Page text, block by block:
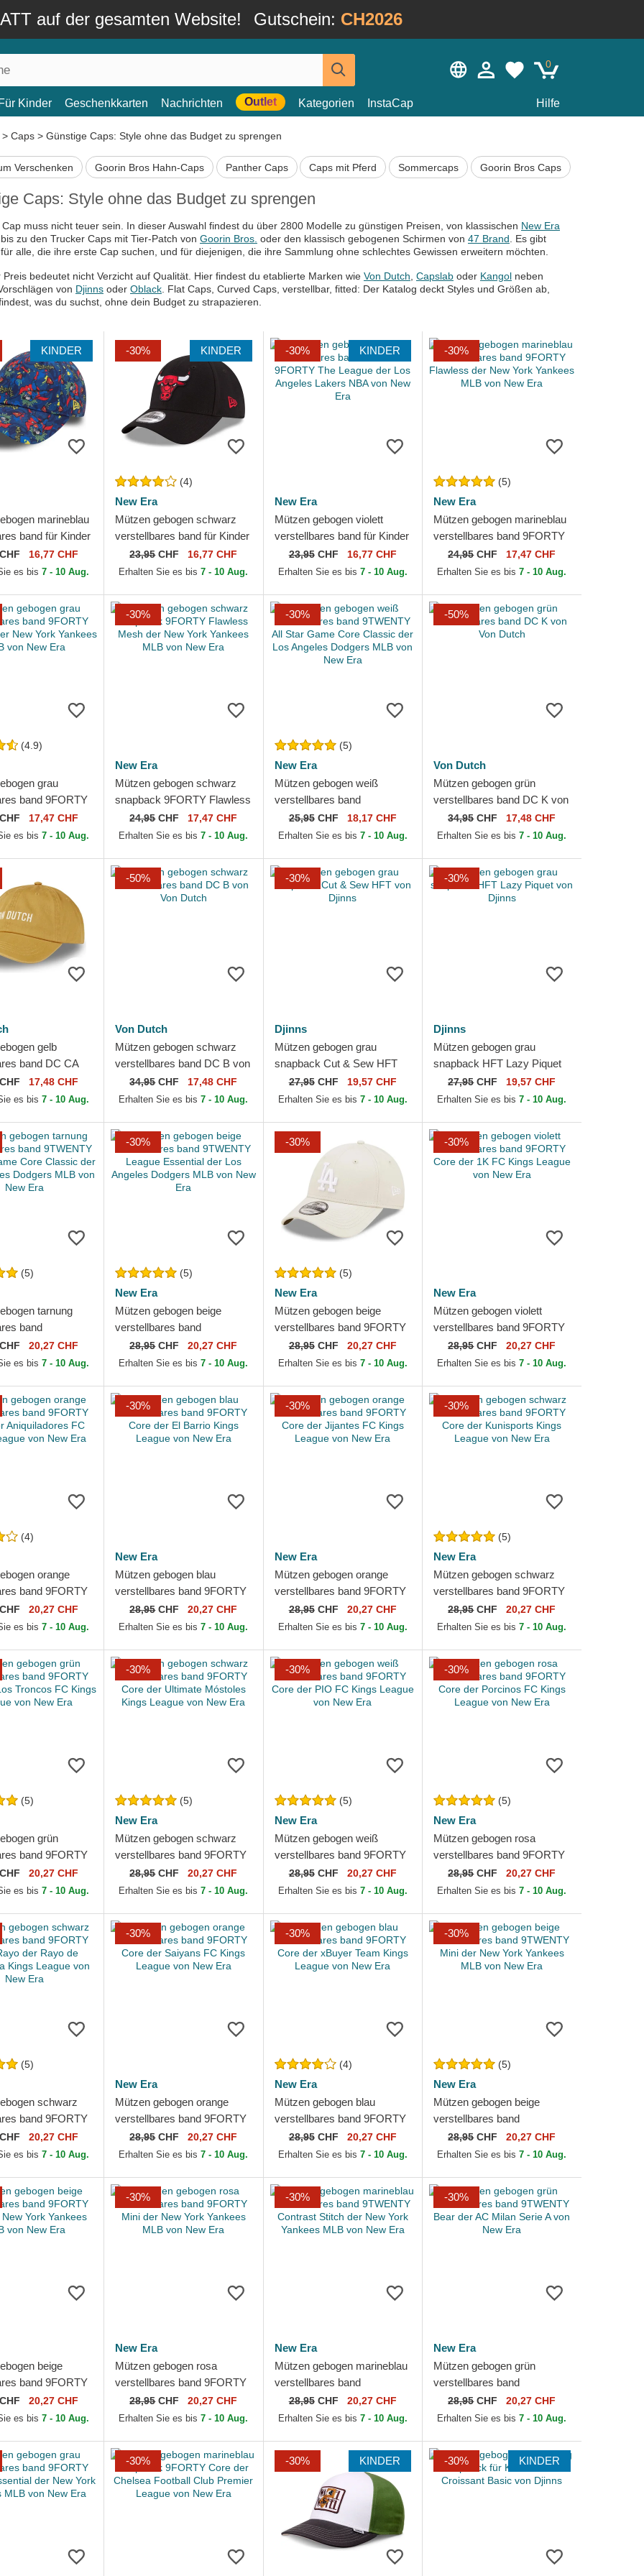
auf der gesamten Website! Gutschein: CH2026
0
Für Kinder Geschenkkarten Nachrichten Outlet Kategorien InstaCap Hilfe
> Caps > Günstige Caps: Style ohne das Budget zu sprengen
Verschenken Goorin Bros Hahn-Caps Panther Caps Caps mit Pferd Sommercaps Goorin Bros Caps
Caps: Style ohne das Budget zu sprengen
Cap muss nicht teuer sein. In dieser Auswahl findest du über 2800 Modelle zu günstigen Preisen, von klassischen New Era
zu den Trucker Caps mit Tier-Patch von Goorin Bros. oder den klassisch gebogenen Schirmen von 47 Brand . Es gibt
alle, die ihre erste Cap suchen, und für diejenigen, die ihre Sammlung ohne schlechtes Gewissen erweitern möchten.
Preis bedeutet nicht Verzicht auf Qualität. Hier findest du etablierte Marken wie Von Dutch Capslab oder Kangol neben
von Djinns oder Oblack . Flat Caps, Curved Caps, verstellbar, fitted: Der Katalog deckt Styles und Größen ab,
was du suchst, ohne dein Budget zu strapazieren.
KINDER
marineblau
band für Kinder
All Over Print der
DC...
16,77 CHF
es bis7 - 10 Aug.
-30% KINDER
(4)
New Era
Mützen gebogen schwarz
verstellbares band für Kinder
9FORTY The League der
Chicago Bulls NBA von...
23,95CHF 16,77 CHF
Erhalten Sie es bis7 - 10 Aug.
-30% KINDER
New Era
Mützen gebogen violett
verstellbares band für Kinder
9FORTY The League der
Los Angeles Lakers NBA...
23,95CHF 16,77 CHF
Erhalten Sie es bis 7 - 10 Aug.
-30%
(5)
New Era
Mützen gebogen marineblau
verstellbares band 9FORTY
Flawless der New York
Yankees MLB von New Era
24,95CHF 17,47 CHF
Erhalten Sie es bis7 - 10 Aug.
(4.9)
grau
band 9FORTY
der New York
MLB von New Era
17,47 CHF
es bis7 - 10 Aug.
-30%
New Era
Mützen gebogen schwarz
snapback 9FORTY Flawless
Mesh der New York
Yankees MLB von New Era
24,95CHF 17,47 CHF
Erhalten Sie es bis7 - 10 Aug.
-30%
(5)
New Era
Mützen gebogen weiß
verstellbares band
9TWENTY All Star Game
Core Classic der Los
25,95CHF 18,17 CHF
Erhalten Sie es bis 7 - 10 Aug.
-50%
Von Dutch
Mützen gebogen grün
verstellbares band DC K von
Von Dutch
34,95CHF 17,48 CHF
Erhalten Sie es bis7 - 10 Aug.
gelb
band DC CA
17,48 CHF
es bis7 - 10 Aug.
-50%
Von Dutch
Mützen gebogen schwarz
verstellbares band DC B von
Von Dutch
34,95CHF 17,48 CHF
Erhalten Sie es bis7 - 10 Aug.
-30%
Djinns
Mützen gebogen grau
snapback Cut & Sew HFT
von Djinns
27,95CHF 19,57 CHF
Erhalten Sie es bis 7 - 10 Aug.
-30%
Djinns
Mützen gebogen grau
snapback HFT Lazy Piquet
von Djinns
27,95CHF 19,57 CHF
Erhalten Sie es bis7 - 10 Aug.
(5)
tarnung
band
All Star Game
der Los
20,27 CHF
es bis7 - 10 Aug.
-30%
(5)
New Era
Mützen gebogen beige
verstellbares band
9TWENTY League Essential
der Los Angeles Dodgers
28,95CHF 20,27 CHF
Erhalten Sie es bis7 - 10 Aug.
-30%
(5)
New Era
Mützen gebogen beige
verstellbares band 9FORTY
League Essential der Los
Angeles Dodgers MLB von...
28,95CHF 20,27 CHF
Erhalten Sie es bis 7 - 10 Aug.
-30%
New Era
Mützen gebogen violett
verstellbares band 9FORTY
Core der 1K FC Kings
League von New Era
28,95CHF 20,27 CHF
Erhalten Sie es bis7 - 10 Aug.
(4)
orange
band 9FORTY
Aniquiladores FC
von New Era
20,27 CHF
es bis7 - 10 Aug.
-30%
New Era
Mützen gebogen blau
verstellbares band 9FORTY
Core der El Barrio Kings
League von New Era
28,95CHF 20,27 CHF
Erhalten Sie es bis7 - 10 Aug.
-30%
New Era
Mützen gebogen orange
verstellbares band 9FORTY
Core der Jijantes FC Kings
League von New Era
28,95CHF 20,27 CHF
Erhalten Sie es bis 7 - 10 Aug.
-30%
(5)
New Era
Mützen gebogen schwarz
verstellbares band 9FORTY
Core der Kunisports Kings
League von New Era
28,95CHF 20,27 CHF
Erhalten Sie es bis7 - 10 Aug.
(5)
grün
band 9FORTY
Los Troncos FC
von New Era
20,27 CHF
es bis7 - 10 Aug.
-30%
(5)
New Era
Mützen gebogen schwarz
verstellbares band 9FORTY
Core der Ultimate Móstoles
Kings League von New Era
28,95CHF 20,27 CHF
Erhalten Sie es bis7 - 10 Aug.
-30%
(5)
New Era
Mützen gebogen weiß
verstellbares band 9FORTY
Core der PIO FC Kings
League von New Era
28,95CHF 20,27 CHF
Erhalten Sie es bis 7 - 10 Aug.
-30%
(5)
New Era
Mützen gebogen rosa
verstellbares band 9FORTY
Core der Porcinos FC Kings
League von New Era
28,95CHF 20,27 CHF
Erhalten Sie es bis7 - 10 Aug.
(5)
schwarz
band 9FORTY
der Rayo de
Kings League
20,27 CHF
es bis7 - 10 Aug.
-30%
New Era
Mützen gebogen orange
verstellbares band 9FORTY
Core der Saiyans FC Kings
League von New Era
28,95CHF 20,27 CHF
Erhalten Sie es bis7 - 10 Aug.
-30%
(4)
New Era
Mützen gebogen blau
verstellbares band 9FORTY
Core der xBuyer Team Kings
League von New Era
28,95CHF 20,27 CHF
Erhalten Sie es bis 7 - 10 Aug.
-30%
(5)
New Era
Mützen gebogen beige
verstellbares band
9TWENTY Mini der New
York Yankees MLB von New
28,95CHF 20,27 CHF
Erhalten Sie es bis7 - 10 Aug.
beige
band 9FORTY
York Yankees
New Era
20,27 CHF
es bis7 - 10 Aug.
-30%
New Era
Mützen gebogen rosa
verstellbares band 9FORTY
Mini der New York Yankees
MLB von New Era
28,95CHF 20,27 CHF
Erhalten Sie es bis7 - 10 Aug.
-30%
New Era
Mützen gebogen marineblau
verstellbares band
9TWENTY Contrast Stitch
der New York Yankees MLB
28,95CHF 20,27 CHF
Erhalten Sie es bis 7 - 10 Aug.
-30%
New Era
Mützen gebogen grün
verstellbares band
9TWENTY Bear der AC
Milan Serie A von New Era
28,95CHF 20,27 CHF
Erhalten Sie es bis7 - 10 Aug.
-30% -30% KINDER -30% KINDER